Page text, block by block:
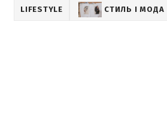
LIFESTYLE СТИЛЬ І МОДА